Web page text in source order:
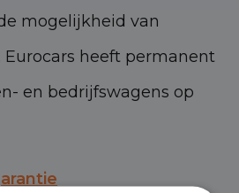
mogelijkheid van
Eurocars heeft permanent
en bedrijfswagens op